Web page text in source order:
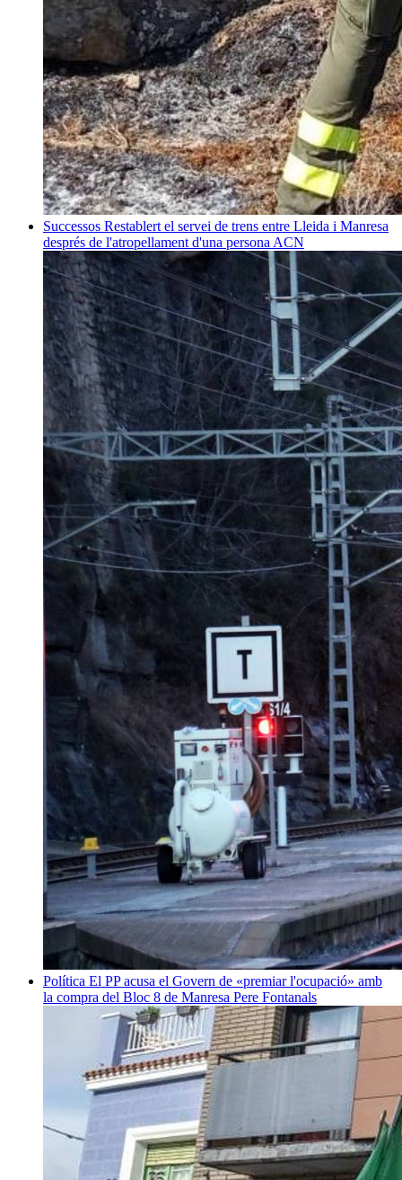
Successos Restablert el servei de trens entre Lleida i Manresa
després de l'atropellament d'una persona ACN
Política El PP acusa el Govern de «premiar l'ocupació» amb
la compra del Bloc 8 de Manresa Pere Fontanals